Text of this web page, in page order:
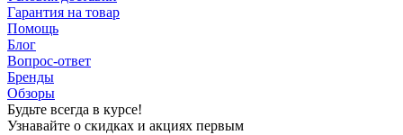
Гарантия на товар
Помощь
Блог
Вопрос-ответ
Бренды
Обзоры
Будьте всегда в курсе!
Узнавайте о скидках и акциях первым